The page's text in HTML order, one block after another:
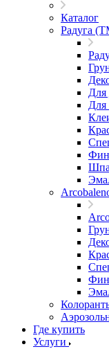
Каталог
Радуга
Для
Для
Где купить
Услуги